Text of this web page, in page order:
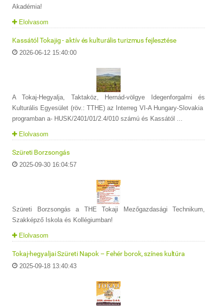
Akadémia!
Elolvasom
Kassától Tokajig - aktív és kulturális turizmus fejlesztése
2026-06-12 15:40:00
A Tokaj-Hegyalja, Taktaköz, Hernád-völgye Idegenforgalmi és
Kulturális Egyesület (röv.: TTHE) az Interreg VI-A Hungary-Slovakia
programban a- HUSK/2401/01/2.4/010 számú és Kassától ...
Elolvasom
Szüreti Borzsongás
2025-09-30 16:04:57
Szüreti Borzsongás a THE Tokaji Mezőgazdasági Technikum,
Szakképző Iskola és Kollégiumban!
Elolvasom
Tokaj-hegyaljai Szüreti Napok – Fehér borok, színes kultúra
2025-09-18 13:40:43